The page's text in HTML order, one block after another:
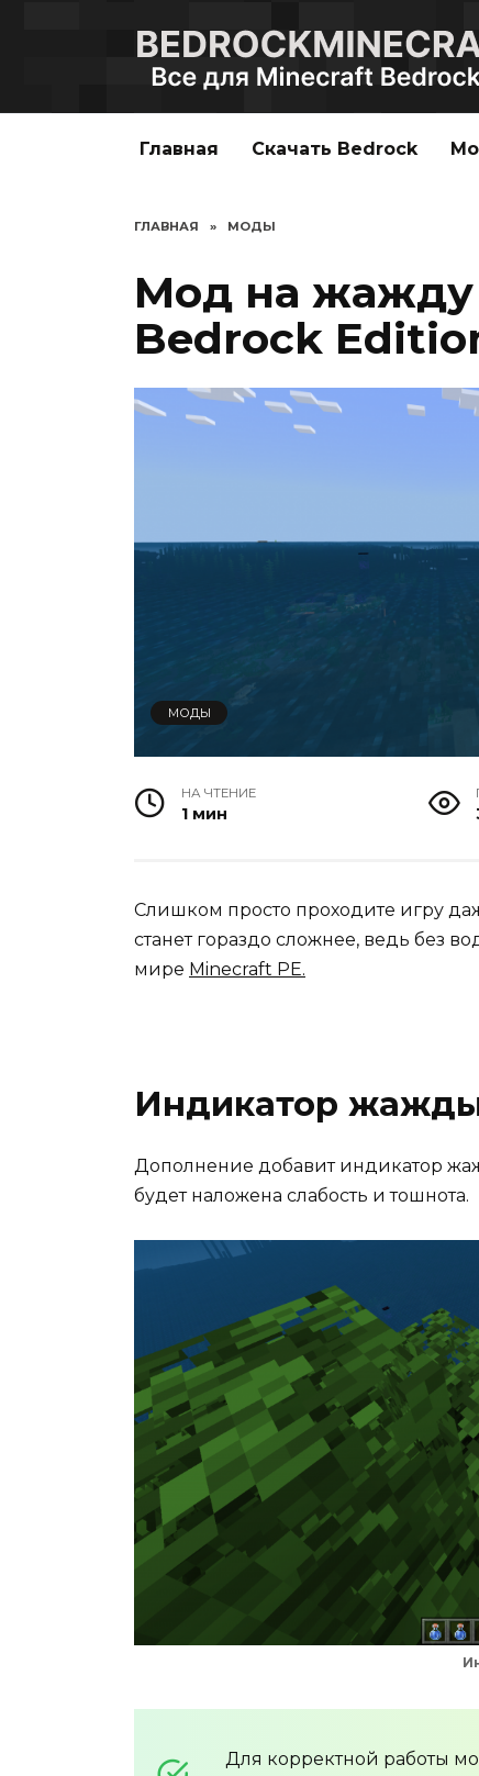
Главная Скачать Bedrock
ГЛАВНАЯ » МОДЫ
Мод на
Bedrock
МОДЫ
НА ЧТЕНИЕ
1 мин
Слишком просто проходите игру
станет гораздо сложнее, ведь без
мире Minecraft PE.
Индикатор
Дополнение добавит индикатор
будет наложена слабость и тошнота.
Для корректной работы